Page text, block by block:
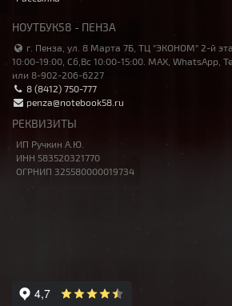
НОУТБУК58 - ПЕНЗА
г. Пенза, ул. 8 Марта 7Б, ТЦ "ЭКОНОМ" 2-й
10:00-19:00, Сб,Вс 10:00-15:00. MAX, WhatsApp,
или 8-902-206-6227
8 (8412) 750-777
penza@notebook58.ru
РЕКВИЗИТЫ
ИП Ручкин А.Ю.
ИНН 583520321770
ОГРНИП 325580000019734